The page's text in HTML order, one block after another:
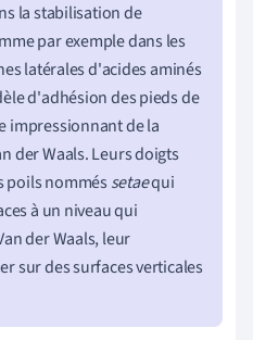
la stabilisation de
par exemple dans les
latérales d'acides aminés
d'adhésion des pieds de
impressionnant de la
der Waals. Leurs doigts
poils nommés setaequi
à un niveau qui
der Waals, leur
sur des surfaces verticales